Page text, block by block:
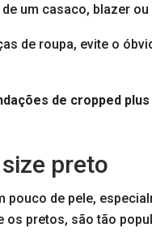
um casaco, blazer ou
de roupa, evite o
de cropped
preto
pouco de pele,
os pretos, são tão